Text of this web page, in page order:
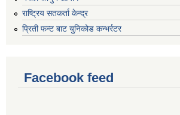
राष्ट्रिय सतकर्ता केन्द्र
प्रिती फन्ट बाट युनिकोड कन्भर्रटर
Facebook feed